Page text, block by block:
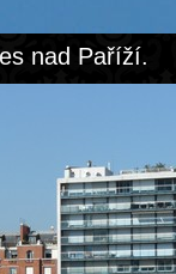
nad Paříží.